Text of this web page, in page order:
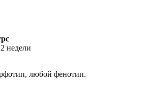
недели
любой фенотип.